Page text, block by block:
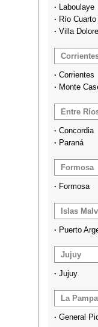
· Laboulaye
· Río Cuarto
· Villa
· Corrientes
· Monte
Entre
· Concordia
· Paraná
Formosa
· Formosa
Islas
· Puerto
Jujuy
· Jujuy
La Pampa
· General